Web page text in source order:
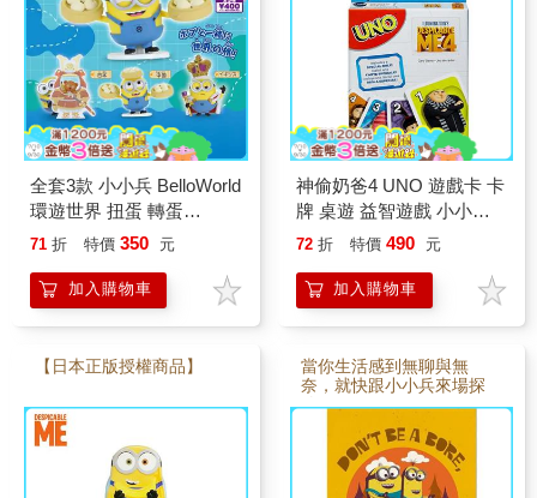
全套3款 小小兵 BelloWorld
環遊世界 扭蛋 轉蛋
minions 神偷奶爸
71 折 特價 350 元
加入購物車
神偷奶爸4 UNO 遊戲卡 卡
牌 桌遊 益智遊戲 小小兵
minions
72 折 特價 490 元
加入購物車
【日本正版授權商品】
當你生活感到無聊與無
奈，就快跟小小兵來場探
險。